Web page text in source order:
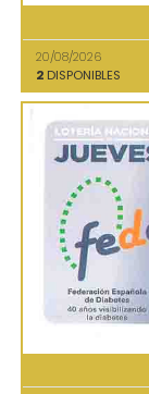
20/08/2026
2 DISPONIBLES